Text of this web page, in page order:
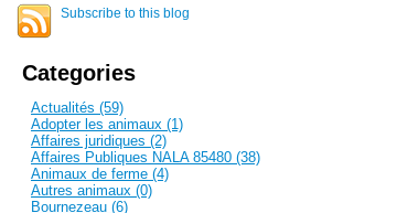
Subscribe to this blog
Categories
Actualités (59)
Adopter les animaux (1)
Affaires juridiques (2)
Affaires Publiques NALA 85480 (38)
Animaux de ferme (4)
Autres animaux (0)
Bournezeau (6)